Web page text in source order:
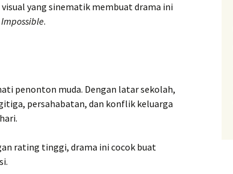
yang sinematik membuat drama ini
Impossible.
penonton muda. Dengan latar sekolah,
persahabatan, dan konflik keluarga
rating tinggi, drama ini cocok buat